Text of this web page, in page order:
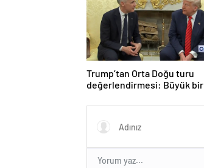
Trump’tan Orta Doğu turu
değerlendirmesi: Büyük bir